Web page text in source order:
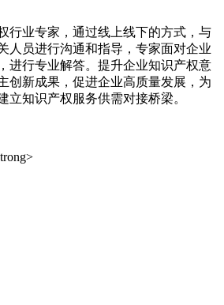
行业专家，通过线上线下的方式，与
人员进行沟通和指导，专家面对企业
进行专业解答。提升企业知识产权意
创新成果，促进企业高质量发展，为
立知识产权服务供需对接桥梁。